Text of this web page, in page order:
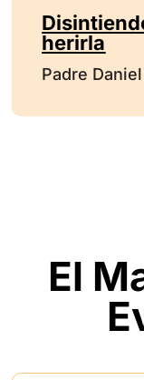
herirla
Padre
El